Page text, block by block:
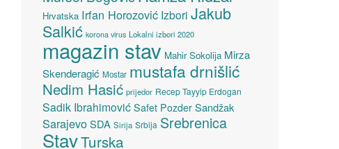
Hrvatska Irfan Horozović Izbori Jakub
Salkić korona virus Lokalni izbori 2020
magazin stav Mahir Sokolija Mirza
Skenderagić Mostar mustafa drnišlić
Nedim Hasić prijedor Recep Tayyip Erdogan
Sadik Ibrahimović Safet Pozder Sandžak
SarajevoSDA Sirija Srbija Srebrenica
StavTurska